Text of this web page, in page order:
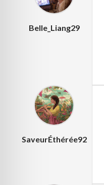
Belle_Liang29
SaveurÉthérée92